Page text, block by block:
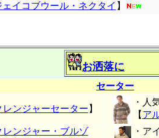
ェイコブウール・ネクタイ 】
お洒落に
セーター
ンジャーセーター 】
・人
【 ア
レンジャー・ブルゾ
・ア